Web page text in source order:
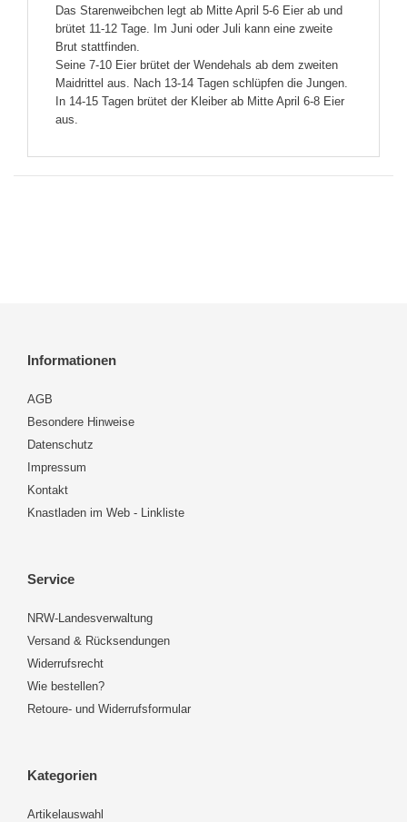
Das Starenweibchen legt ab Mitte April 5-6 Eier ab und
brütet 11-12 Tage. Im Juni oder Juli kann eine zweite
Brut stattfinden.
Seine 7-10 Eier brütet der Wendehals ab dem zweiten
Maidrittel aus. Nach 13-14 Tagen schlüpfen die Jungen.
In 14-15 Tagen brütet der Kleiber ab Mitte April 6-8 Eier
aus.
Informationen
AGB
Besondere Hinweise
Datenschutz
Impressum
Kontakt
Knastladen im Web - Linkliste
Service
NRW-Landesverwaltung
Versand & Rücksendungen
Widerrufsrecht
Wie bestellen?
Retoure- und Widerrufsformular
Kategorien
Artikelauswahl